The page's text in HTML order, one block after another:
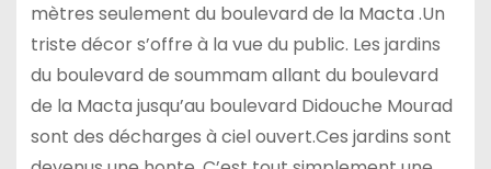
mètres seulement du boulevard de la Macta .Un
triste décor s’offre à la vue du public. Les jardins
du boulevard de soummam allant du boulevard
de la Macta jusqu’au boulevard Didouche Mourad
sont des décharges à ciel ouvert.Ces jardins sont